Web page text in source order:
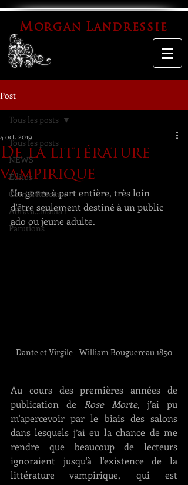
Morgan Landressie
Post
Tous les posts
NEWS
Éditos
Com' & Réseaux
Abraca...blabla !
Parutions
Tous les posts
De la littérature
vampirique
4 oct. 2019
Un genre à part entière, très loin
d'être seulement destiné à un public
ado ou jeune adulte.
Dante et Virgile - William Bouguereau 1850
Au cours des premières années de
publication de Rose Morte, j’ai pu
m'apercevoir par le biais des salons
dans lesquels j’ai eu la chance de me
rendre que beaucoup de lecteurs
ignoraient jusqu'à l'existence de la
littérature vampirique, qui est